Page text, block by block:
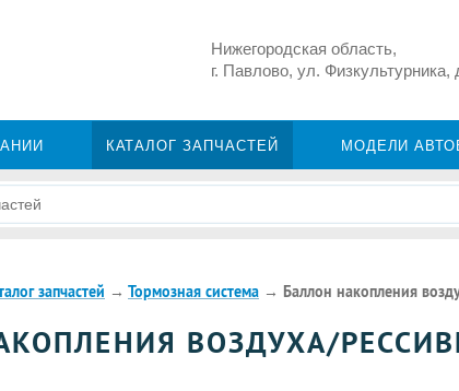
запчастей → Тормозная система → Баллон накопления
ВОЗДУХА/
Нижегородская область,
г. Павлово, ул. Физкультурника,
КАТАЛОГ ЗАПЧАСТЕЙ МОДЕЛИ